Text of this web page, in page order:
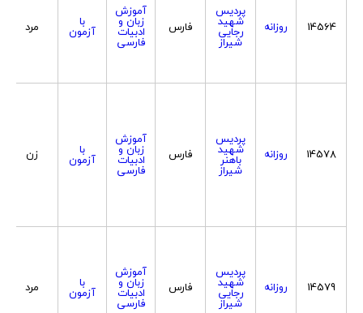
14564 روزانه
پردیس
شهید
رجایی
شیراز
فارس
آموزش
زبان و
ادبیات
فارسی
با
آزمون مرد
14578 روزانه
پردیس
شهید
باهنر
شیراز
فارس
آموزش
زبان و
ادبیات
فارسی
با
آزمون زن
14579 روزانه
پردیس
شهید
رجایی
شیراز
فارس
آموزش
زبان و
ادبیات
فارسی
با
آزمون مرد